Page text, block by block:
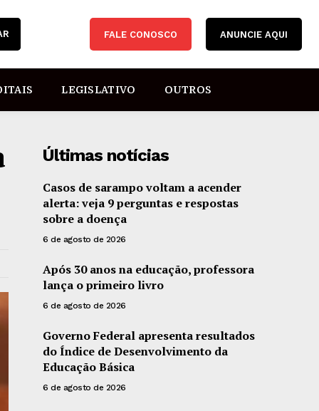
FALE CONOSCO ANUNCIE AQUI
LEGISLATIVO OUTROS
Últimas notícias
Casos de sarampo voltam a acender
alerta: veja 9 perguntas e respostas
sobre a doença
6 de agosto de 2026
Após 30 anos na educação, professora
lança o primeiro livro
6 de agosto de 2026
Governo Federal apresenta resultados
do Índice de Desenvolvimento da
Educação Básica
6 de agosto de 2026